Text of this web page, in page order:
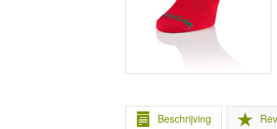
Beschrijving